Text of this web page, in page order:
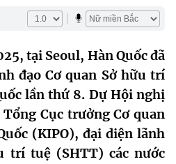
tại Seoul, Hàn Quốc đã
đạo Cơ quan Sở hữu trí
lần thứ 8. Dự Hội nghị
Cục trưởng Cơ quan
(KIPO), đại diện lãnh
trí tuệ (SHTT) các nước